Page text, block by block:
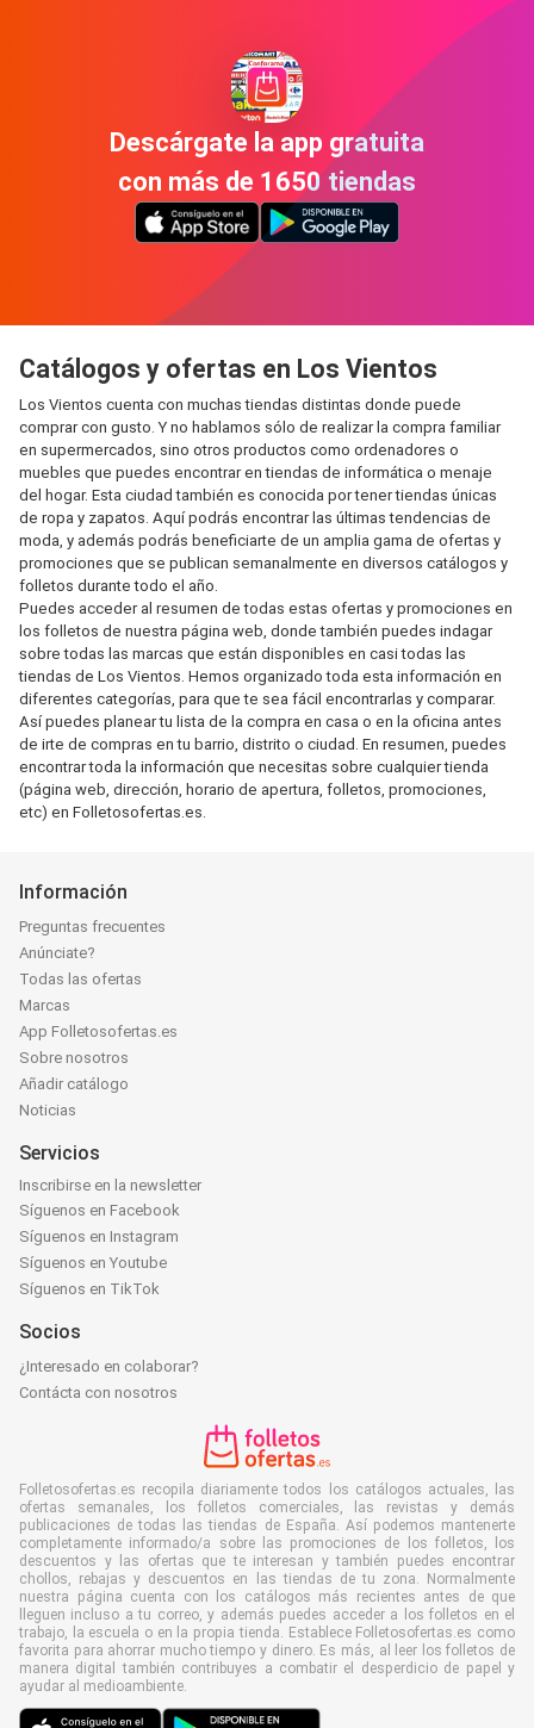
Descárgate la app gratuita
con más de 1650 tiendas
Catálogos y ofertas en Los Vientos
Los Vientos cuenta con muchas tiendas distintas donde puede
comprar con gusto. Y no hablamos sólo de realizar la compra familiar
en supermercados, sino otros productos como ordenadores o
muebles que puedes encontrar en tiendas de informática o menaje
del hogar. Esta ciudad también es conocida por tener tiendas únicas
de ropa y zapatos. Aquí podrás encontrar las últimas tendencias de
moda, y además podrás beneficiarte de un amplia gama de ofertas y
promociones que se publican semanalmente en diversos catálogos y
folletos durante todo el año.
Puedes acceder al resumen de todas estas ofertas y promociones en
los folletos de nuestra página web, donde también puedes indagar
sobre todas las marcas que están disponibles en casi todas las
tiendas de Los Vientos. Hemos organizado toda esta información en
diferentes categorías, para que te sea fácil encontrarlas y comparar.
Así puedes planear tu lista de la compra en casa o en la oficina antes
de irte de compras en tu barrio, distrito o ciudad. En resumen, puedes
encontrar toda la información que necesitas sobre cualquier tienda
(página web, dirección, horario de apertura, folletos, promociones,
etc) en Folletosofertas.es.
Información
Preguntas frecuentes
Anúnciate?
Todas las ofertas
Marcas
App Folletosofertas.es
Sobre nosotros
Añadir catálogo
Noticias
Servicios
Inscribirse en la newsletter
Síguenos en Facebook
Síguenos en Instagram
Síguenos en Youtube
Síguenos en TikTok
Socios
¿Interesado en colaborar?
Contácta con nosotros
Folletosofertas.es recopila diariamente todos los catálogos actuales, las
ofertas semanales, los folletos comerciales, las revistas y demás
publicaciones de todas las tiendas de España. Así podemos mantenerte
completamente informado/a sobre las promociones de los folletos, los
descuentos y las ofertas que te interesan y también puedes encontrar
chollos, rebajas y descuentos en las tiendas de tu zona. Normalmente
nuestra página cuenta con los catálogos más recientes antes de que
lleguen incluso a tu correo, y además puedes acceder a los folletos en el
trabajo, la escuela o en la propia tienda. Establece Folletosofertas.es como
favorita para ahorrar mucho tiempo y dinero. Es más, al leer los folletos de
manera digital también contribuyes a combatir el desperdicio de papel y
ayudar al medioambiente.